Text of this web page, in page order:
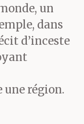
un
dans
d’inceste
région.